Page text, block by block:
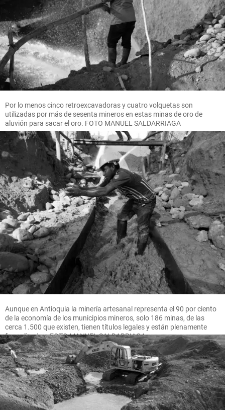
Por lo menos cinco retroexcavadoras y cuatro volquetas son
utilizadas por más de sesenta mineros en estas minas de oro de
aluvión para sacar el oro. FOTO MANUEL SALDARRIAGA
Aunque en Antioquia la minería artesanal representa el 90 por ciento
de la economía de los municipios mineros, solo 186 minas, de las
cerca 1.500 que existen, tienen títulos legales y están plenamente
formalizadas. FOTO MANUEL SALDARRIAGA